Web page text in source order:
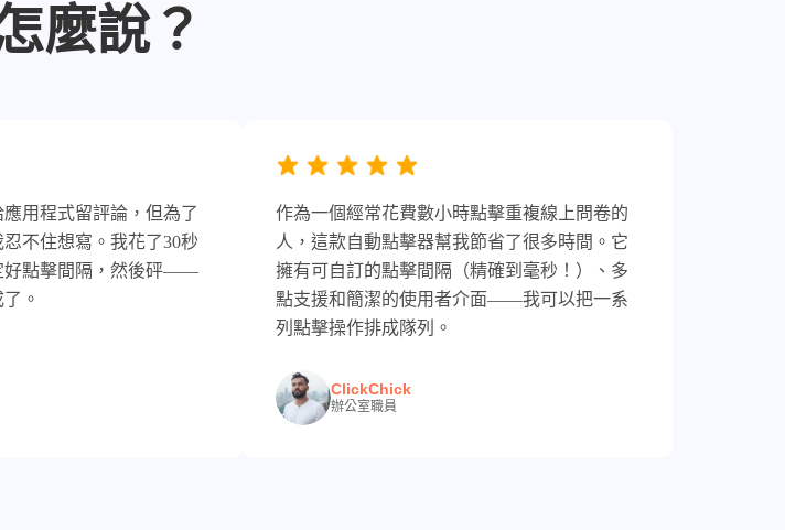
麼說？
用程式留評論，但為了
不住想寫。我花了30秒
好點擊間隔，然後砰——
。
作為一個經常花費數小時點擊重複線上問卷的
人，這款自動點擊器幫我節省了很多時間。它
擁有可自訂的點擊間隔（精確到毫秒！）、多
點支援和簡潔的使用者介面——我可以把一系
列點擊操作排成隊列。
ClickChick
辦公室職員